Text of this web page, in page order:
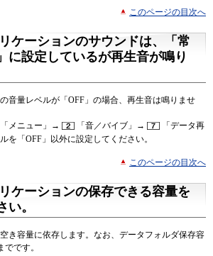
このページの目次へ
ケーションのサウンドは、「常
に設定しているが再生音が鳴り
の音量レベルが「OFF」の場合、再生音は鳴りませ
「メニュー」→ 「音／バイブ」→
「データ再
を「OFF」以外に設定してください。
このページの目次へ
ケーションの保存できる容量を
い。
き容量に依存します。なお、データフォルダ保存容
です。